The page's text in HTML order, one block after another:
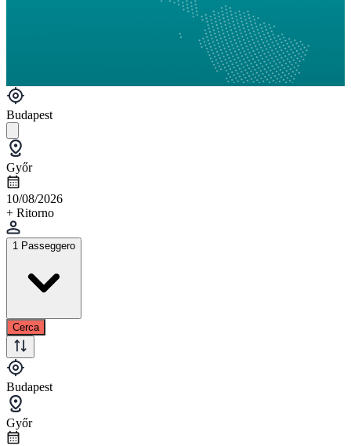
Budapest
Győr
10/08/2026
+ Ritorno
1 Passeggero
Cerca
Budapest
Győr